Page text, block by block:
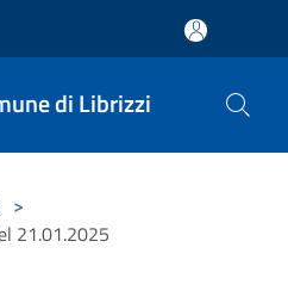
di Librizzi
>
21.01.2025